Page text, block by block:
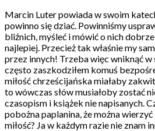
Marcin Luter powiada w swoim
powinno się dziać. Powinniśmy
bliźnich, myśleć i mówić o nich
najlepiej. Przecież tak właśnie my
przez innych! Trzeba więc wniknąć w
często zaszkodziłem komuś
miłość chrześcijańska miałaby
to wówczas słów musiałoby zostać
czasopism i książek nie napisanych.
pobożna paplanina, że można
miłość? Ja w każdym razie nie znam